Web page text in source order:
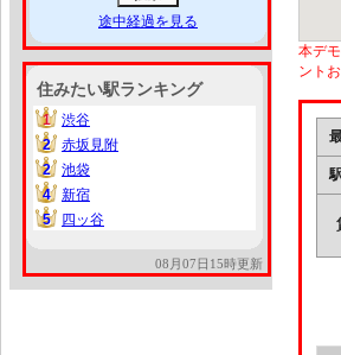
途中経過を見る
住みたい駅ランキング
1
1
渋谷
2
2
赤坂見附
2
2
池袋
4
4
新宿
5
5 四ッ谷
08月07日15時更新
本デ
ント